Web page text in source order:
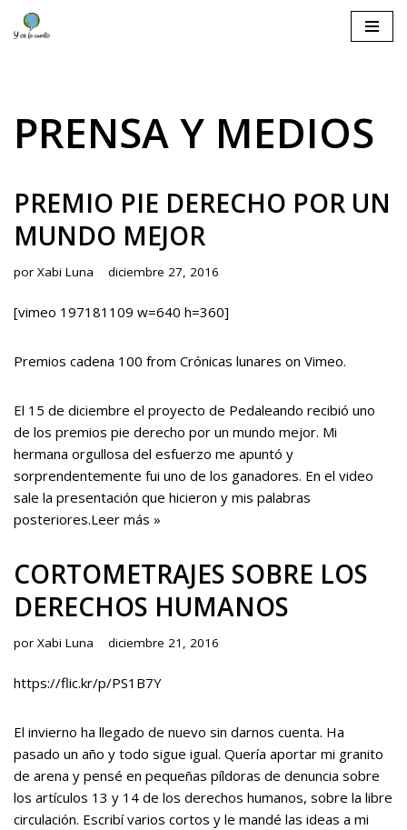
PRENSA Y MEDIOS
PREMIO PIE DERECHO POR UN
MUNDO MEJOR
por Xabi Luna diciembre 27, 2016
[vimeo 197181109 w=640 h=360]
Premios cadena 100 from Crónicas lunares on Vimeo.
El 15 de diciembre el proyecto de Pedaleando recibió uno
de los premios pie derecho por un mundo mejor. Mi
hermana orgullosa del esfuerzo me apuntó y
sorprendentemente fui uno de los ganadores. En el video
sale la presentación que hicieron y mis palabras
posteriores.Leer más »
CORTOMETRAJES SOBRE LOS
DERECHOS HUMANOS
por Xabi Luna diciembre 21, 2016
https://flic.kr/p/PS1B7Y
El invierno ha llegado de nuevo sin darnos cuenta. Ha
pasado un año y todo sigue igual. Quería aportar mi granito
de arena y pensé en pequeñas píldoras de denuncia sobre
los artículos 13 y 14 de los derechos humanos, sobre la libre
circulación. Escribí varios cortos y le mandé las ideas a mi